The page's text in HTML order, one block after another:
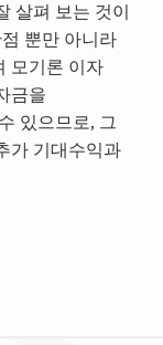
살펴 보는 것이
뿐만 아니라
모기론 이자
금을
있으므로, 그
가 기대수익과